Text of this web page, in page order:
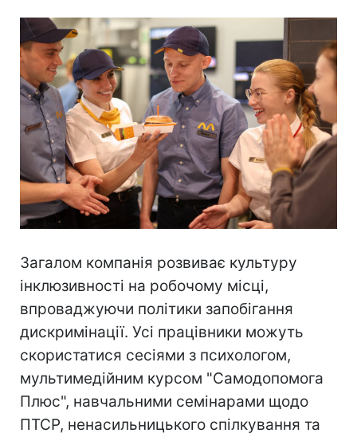
Загалом компанія розвиває культуру
інклюзивності на робочому місці,
впроваджуючи політики запобігання
дискримінації. Усі працівники можуть
скористатися сесіями з психологом,
мультимедійним курсом "Самодопомога
Плюс", навчальними семінарами щодо
ПТСР, ненасильницького спілкування та